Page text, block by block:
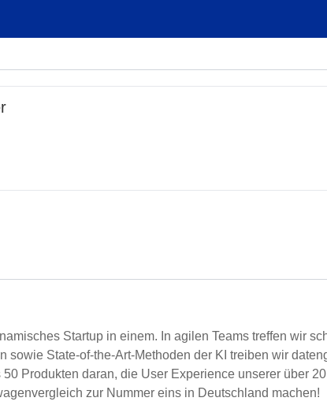
Startup in einem. In agilen Teams treffen wir
State-of-the-Art-Methoden der KI treiben wir
Produkten daran, die User Experience unserer über
zur Nummer eins in Deutschland machen!